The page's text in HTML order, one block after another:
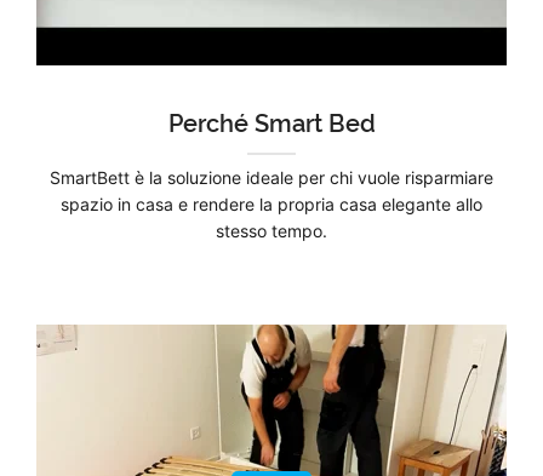
Perché Smart Bed
SmartBett è la soluzione ideale per chi vuole risparmiare
spazio in casa e rendere la propria casa elegante allo
stesso tempo.